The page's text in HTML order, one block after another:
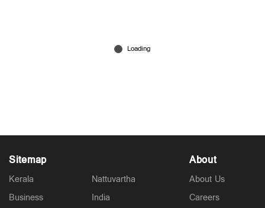
അമിത് ഷാ എവിടെയെന്ന് ഇന്നും പ്രതിപക്ഷം;
Sitemap
Kerala
Business
Nattuvartha
India
About
About Us
Careers